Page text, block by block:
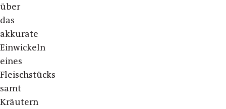
über
das
akkurate
Einwickeln
eines
Fleischstücks
samt
Kräutern